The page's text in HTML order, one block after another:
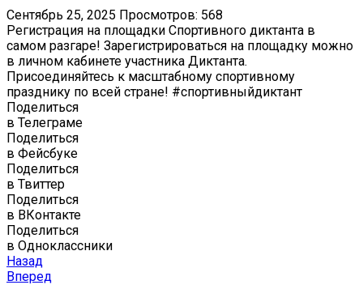
Сентябрь 25, 2025 Просмотров: 568
Регистрация на площадки Спортивного диктанта в
самом разгаре! Зарегистрироваться на площадку можно
в личном кабинете участника Диктанта.
Присоединяйтесь к масштабному спортивному
празднику по всей стране! #спортивныйдиктант
Поделиться
в Телеграме
Поделиться
в Фейсбуке
Поделиться
в Твиттер
Поделиться
в ВКонтакте
Поделиться
в Одноклассники
Назад
Вперед